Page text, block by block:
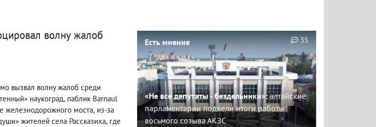
волну жалоб
вызвал волну жалоб среди
наукоград, паблик Barnaul
железнодорожного моста, из-за
жителей села Рассказиха, где
Есть мнение
«Не все депутаты - бездельники»:алтайские
парламентарии подвели итоги работы
восьмого созыва АКЗС
35